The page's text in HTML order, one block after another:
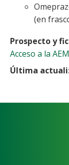
(en
Prospecto y
Acceso a la
Última